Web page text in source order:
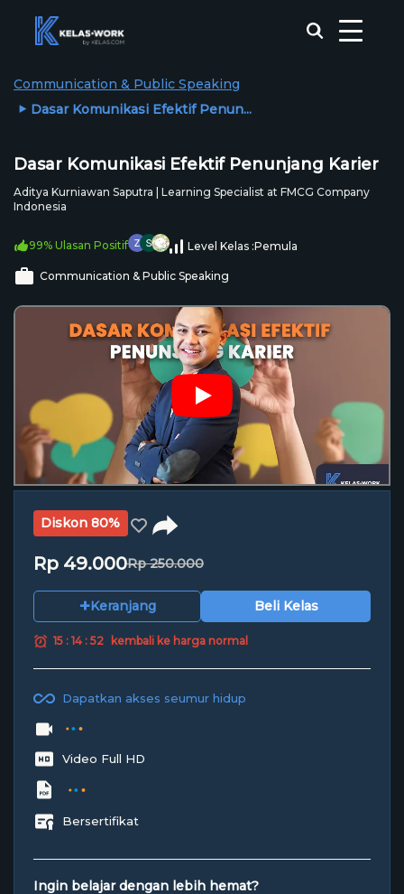
Communication & Public Speaking
Dasar Komunikasi Efektif Penun...
Dasar Komunikasi Efektif Penunjang Karier
Aditya Kurniawan Saputra | Learning Specialist at FMCG Company
Indonesia
99% Ulasan Positif Level Kelas :Pemula
Communication & Public Speaking
Diskon 80%
Rp 49.000Rp 250.000
+Keranjang Beli Kelas
15 : 14 : 51 kembali ke harga normal
Dapatkan akses seumur hidup
9 Chapter | 1 Jam 35 Menit
Video Full HD
1 Workbook (PDF)
Bersertifikat
Ingin belajar dengan lebih hemat?